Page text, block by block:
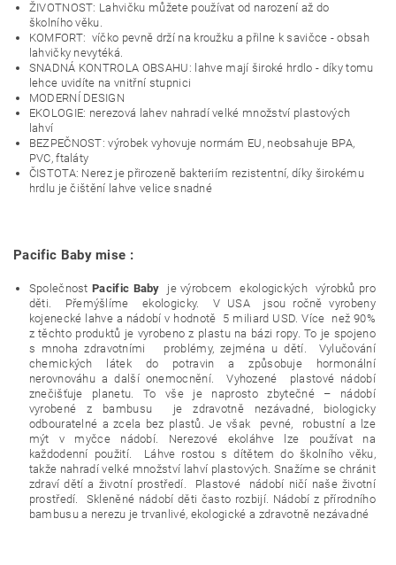
ŽIVOTNOST: Lahvičku můžete používat od narození až do
školního věku.
KOMFORT: víčko pevně drží na kroužku a přilne k savičce - obsah
lahvičky nevytéká.
SNADNÁ KONTROLA OBSAHU: lahve mají široké hrdlo - díky tomu
lehce uvidíte na vnitřní stupnici
MODERNÍ DESIGN
EKOLOGIE: nerezová lahev nahradí velké množství plastových
lahví
BEZPEČNOST: výrobek vyhovuje normám EU, neobsahuje BPA,
PVC, ftaláty
ČISTOTA: Nerez je přirozeně bakteriím rezistentní, díky širokému
hrdlu je čištění lahve velice snadné
Pacific Baby mise :
SpolečnostPacific Baby je výrobcem ekologických výrobků pro
děti.
Přemýšlíme ekologicky. V USA
jsou ročně vyrobeny
kojenecké lahve a nádobí v hodnotě 5 miliard USD. Více než 90%
z těchto produktů je vyrobeno z plastu na bázi ropy. To je spojeno
s mnoha zdravotními
problémy, zejména u dětí.
Vylučování
chemických látek do potravin a způsobuje hormonální
nerovnováhu a další onemocnění.
Vyhozené
plastové nádobí
znečišťuje planetu. To vše je naprosto zbytečné – nádobí
vyrobené z bambusu
je zdravotně nezávadné, biologicky
odbouratelné a zcela bez plastů. Je však
pevné,
robustní a lze
mýt v myčce nádobí.
Nerezové ekoláhve lze používat na
každodenní použití.
Láhve rostou s dítětem do školního věku,
takže nahradí velké množství lahví plastových. Snažíme se chránit
zdraví dětí a životní prostředí. Plastové
nádobí ničí naše životní
prostředí.
Skleněné nádobí děti často rozbijí. Nádobí z přírodního
bambusu a nerezu je trvanlivé, ekologické a zdravotně nezávadné